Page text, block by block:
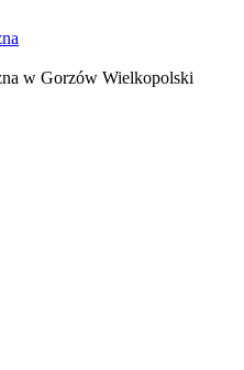
w Gorzów Wielkopolski